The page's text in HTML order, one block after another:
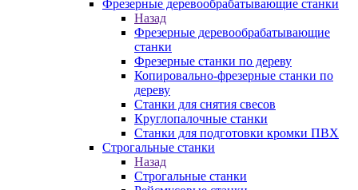
Фрезерные деревообрабатывающие станки
Назад
Фрезерные деревообрабатывающие
станки
Фрезерные станки по дереву
Копировально-фрезерные станки по
дереву
Станки для снятия свесов
Круглопалочные станки
Станки для подготовки кромки ПВХ
Строгальные станки
Назад
Строгальные станки